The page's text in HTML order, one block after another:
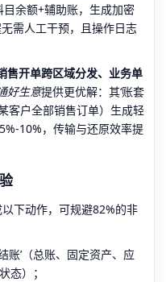
目余额+辅助账，生成加密
需人工干预，且操作日志
售开单跨区域分发、业务单
好生意提供更优解：其‘账套
客户全部销售订单）生成轻
10%，传输与还原效率提
下动作，可规避82%的非
账’（总账、固定资产、应
态）；